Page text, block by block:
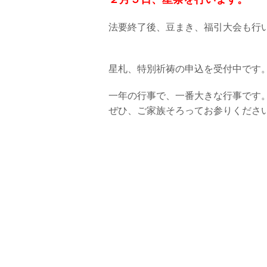
法要終了後、豆まき、福引大会も行
星札、特別祈祷の申込を受付中です。
一年の行事で、一番大きな行事です。
ぜひ、ご家族そろってお参りくださ